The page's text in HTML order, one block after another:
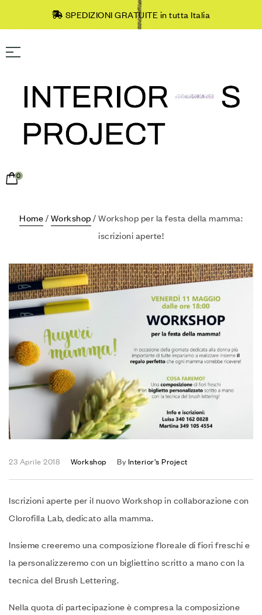
SPEDIZIONI GRATUITE in tutta Italia
0
Home / Workshop / Workshop per la festa della mamma:
iscrizioni aperte!
23 Aprile 2018 Workshop ByInterior's Project
Iscrizioni aperte per il nuovo Workshop in collaborazione con
Clorofilla Lab, dedicato alla mamma.
Insieme creeremo una composizione floreale di fiori freschi e
la personalizzeremo con un bigliettino scritto a mano con la
tecnica del Brush Lettering.
Nella quota di partecipazione è compresa la composizione